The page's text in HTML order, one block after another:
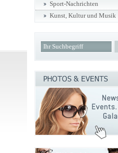
Sport-Nachrichten
Kunst, Kultur und Musik